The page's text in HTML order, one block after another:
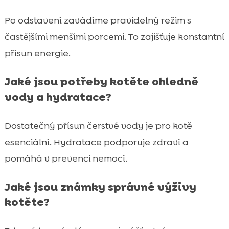
Po odstavení zavádíme pravidelný režim s
častějšími menšími porcemi. To zajišťuje konstantní
přísun energie.
Jaké jsou potřeby kotěte ohledně
vody a hydratace?
Dostatečný přísun čerstvé vody je pro kotě
esenciální. Hydratace podporuje zdraví a
pomáhá v prevenci nemocí.
Jaké jsou známky správné výživy
kotěte?